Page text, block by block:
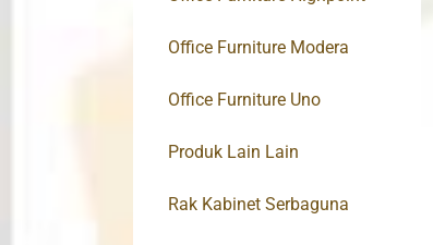
Office Furniture Modera
Office Furniture Uno
Produk Lain Lain
Rak Kabinet Serbaguna